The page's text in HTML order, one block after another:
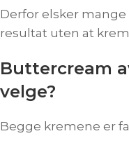
Derfor elsker
resultat uten at
Buttercream
velge?
Begge kremene er